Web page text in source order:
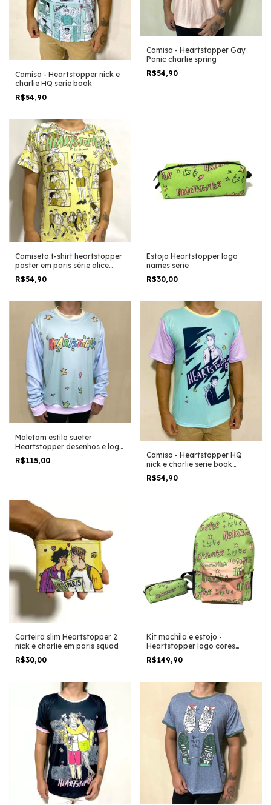
Camisa - Heartstopper nick e
charlie HQ serie book
R$54,90
Camisa - Heartstopper Gay
Panic charlie spring
R$54,90
Camiseta t-shirt heartstopper
poster em paris série alice
oseman
R$54,90
Estojo Heartstopper logo
names serie
R$30,00
Moletom estilo sueter
Heartstopper desenhos e logo
livro HQ Alice oseman
R$115,00
Camisa - Heartstopper HQ
nick e charlie serie book
episodio
R$54,90
Carteira slim Heartstopper 2
nick e charlie em paris squad
R$30,00
Kit mochila e estojo -
Heartstopper logo cores
pasteis tumblr tamanho
grande padrão escolar e
R$149,90